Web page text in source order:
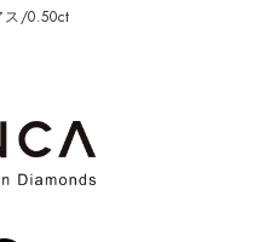
ス/0.50ct